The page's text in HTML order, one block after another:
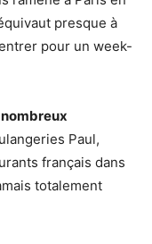
presque à
pour un week-
nombreux
Paul,
français dans
totalement